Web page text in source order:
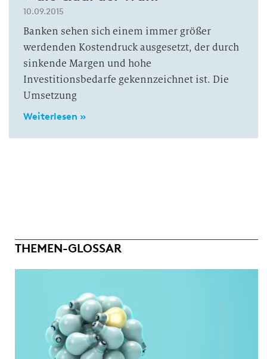
10.09.2015
Banken sehen sich einem immer größer
werdenden Kostendruck ausgesetzt, der durch
sinkende Margen und hohe
Investitionsbedarfe gekennzeichnet ist. Die
Umsetzung
Weiterlesen »
THEMEN-GLOSSAR